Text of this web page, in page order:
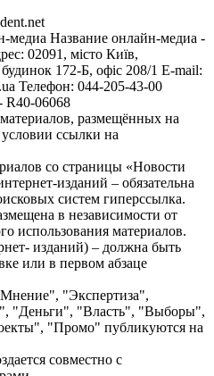
медиа Название онлайн-медиа -
02091, місто Київ,
172-Б, офіс 208/1 E-mail:
Телефон: 044-205-43-00
R40-06068
размещённых на
условии ссылки на
со страницы «Новости
изданий – обязательна
систем гиперссылка.
в независимости от
использования материалов.
изданий) – должна быть
или в первом абзаце
"Экспертиза",
"Деньги", "Власть", "Выборы",
"Промо" публикуются на
совместно с